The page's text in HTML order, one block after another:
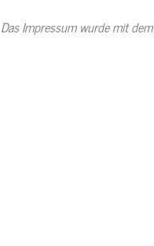
Das Impressum wurde mit dem